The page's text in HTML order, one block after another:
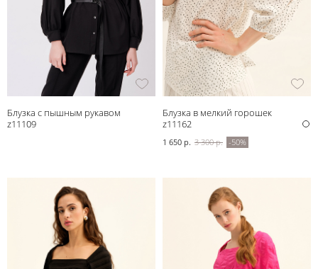
Блузка с пышным рукавом
z11109
Блузка в мелкий горошек
z11162
1 650 р. 3 300 р. -50%